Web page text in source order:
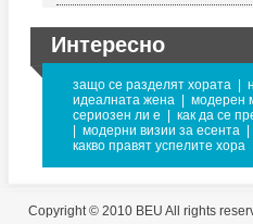
Интересно
защо се разделят хората
идеалната жена
модерен
сериозен ли е
как да се
модерни визии за есента
какво правят успелите хора
Copyright © 2010 BEU All rights